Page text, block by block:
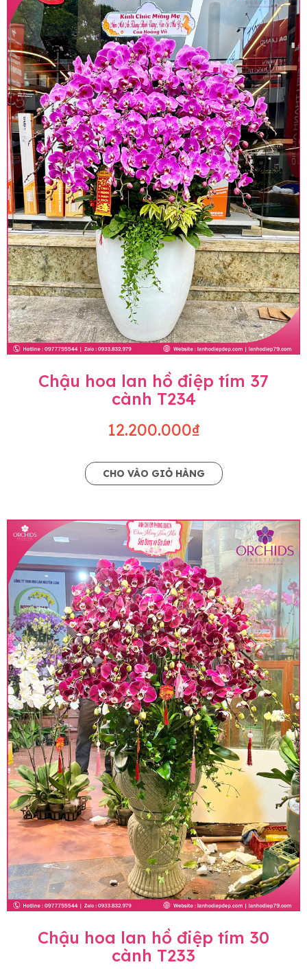
Chậu hoa lan hồ điệp tím 37
cành T234
12.200.000₫
CHO VÀO GIỎ HÀNG
Chậu hoa lan hồ điệp tím 30
cành T233